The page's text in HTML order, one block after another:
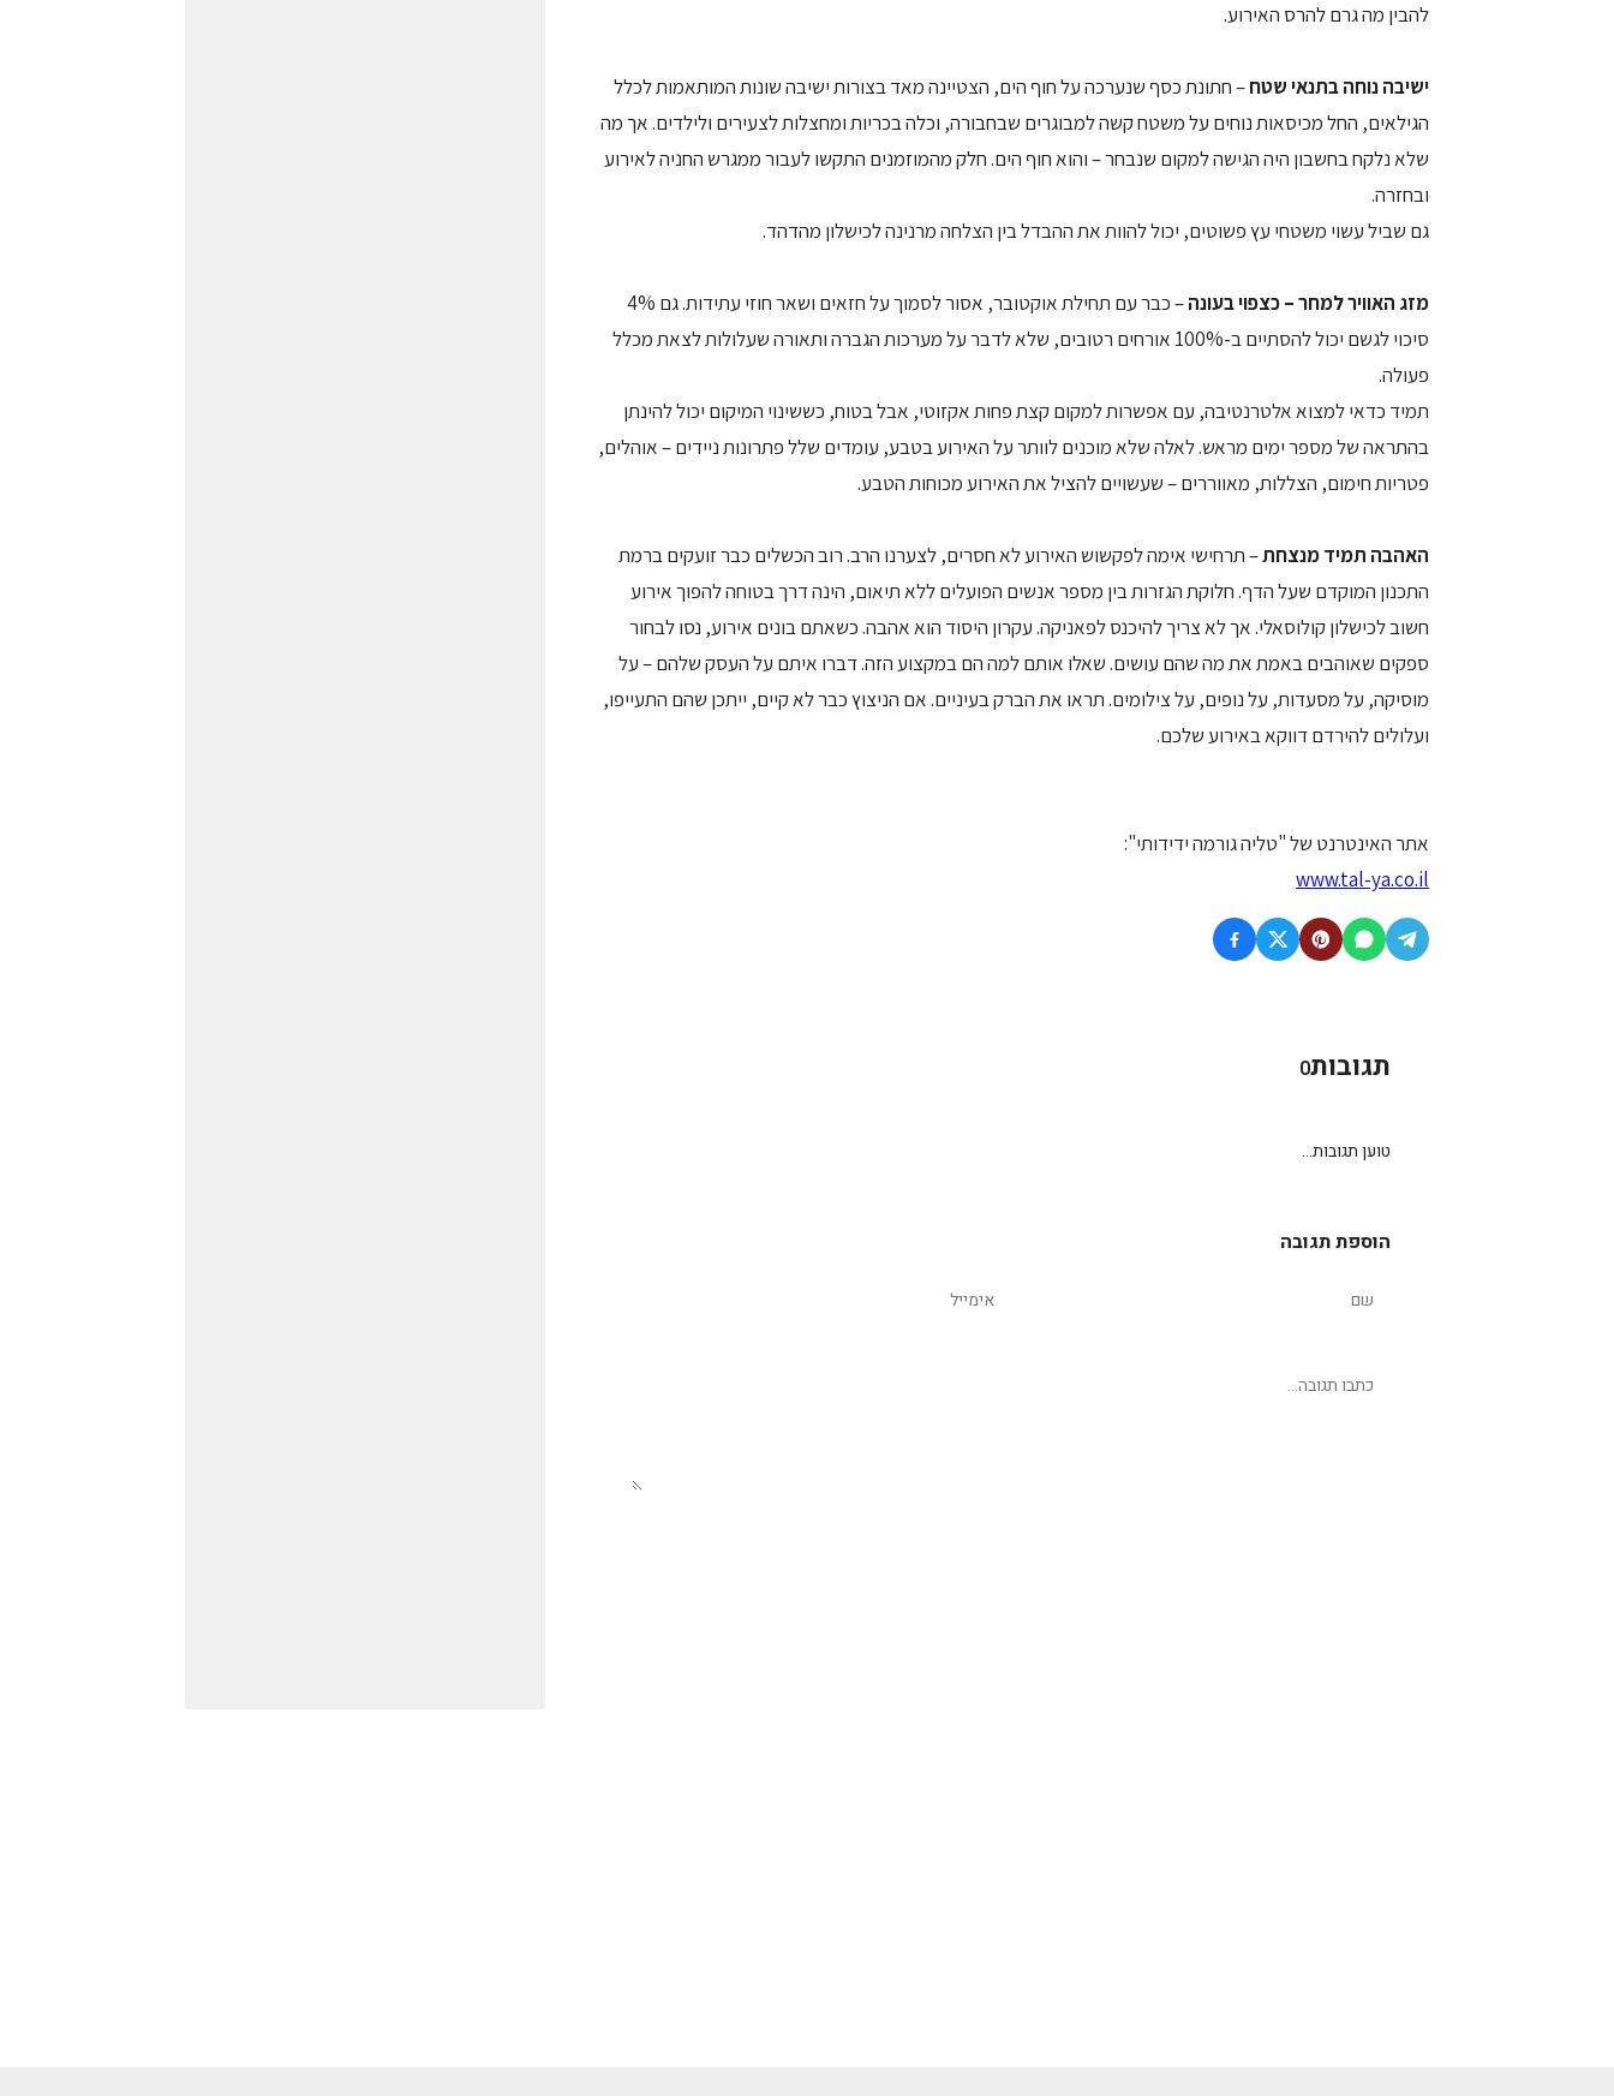
להבין מה גרם להרס האירוע.
ישיבה נוחה בתנאי שטח– חתונת כסף שנערכה על חוף הים, הצטיינה מאד בצורות ישיבה שונות המותאמות לכלל
הגילאים, החל מכיסאות נוחים על משטח קשה למבוגרים שבחבורה, וכלה בכריות ומחצלות לצעירים ולילדים. אך מה
שלא נלקח בחשבון היה הגישה למקום שנבחר – והוא חוף הים. חלק מהמוזמנים התקשו לעבור ממגרש החניה לאירוע
ובחזרה.
גם שביל עשוי משטחי עץ פשוטים, יכול להוות את ההבדל בין הצלחה מרנינה לכישלון מהדהד.
מזג האוויר למחר – כצפוי בעונה
– כבר עם תחילת אוקטובר, אסור לסמוך על חזאים ושאר חוזי עתידות. גם 4%
סיכוי לגשם יכול להסתיים ב-100% אורחים רטובים, שלא לדבר על מערכות הגברה ותאורה שעלולות לצאת מכלל
פעולה.
תמיד כדאי למצוא אלטרנטיבה, עם אפשרות למקום קצת פחות אקזוטי, אבל בטוח, כששינוי המיקום יכול להינתן
בהתראה של מספר ימים מראש. לאלה שלא מוכנים לוותר על האירוע בטבע, עומדים שלל פתרונות ניידים – אוהלים,
פטריות חימום, הצללות, מאווררים – שעשויים להציל את האירוע מכוחות הטבע.
האהבה תמיד מנצחת– תרחישי אימה לפקשוש האירוע לא חסרים, לצערנו הרב. רוב הכשלים כבר זועקים ברמת
התכנון המוקדם שעל הדף. חלוקת הגזרות בין מספר אנשים הפועלים ללא תיאום, הינה דרך בטוחה להפוך אירוע
חשוב לכישלון קולוסאלי. אך לא צריך להיכנס לפאניקה. עקרון היסוד הוא אהבה. כשאתם בונים אירוע, נסו לבחור
ספקים שאוהבים באמת את מה שהם עושים. שאלו אותם למה הם במקצוע הזה. דברו איתם על העסק שלהם – על
מוסיקה, על מסעדות, על נופים, על צילומים. תראו את הברק בעיניים. אם הניצוץ כבר לא קיים, ייתכן שהם התעייפו,
ועלולים להירדם דווקא באירוע שלכם.
אתר האינטרנט של "טליה גורמה ידידותי":
www.tal-ya.co.il
תגובות0
טוען תגובות...
הוספת תגובה